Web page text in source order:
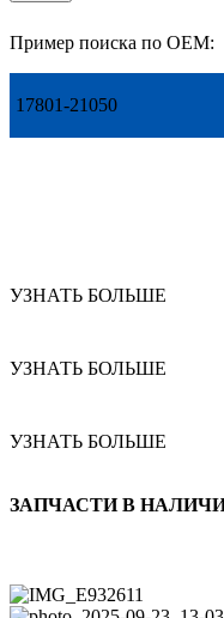
Пример поиска по OEM:
17801-21050
УЗНАТЬ БОЛЬШЕ
УЗНАТЬ БОЛЬШЕ
УЗНАТЬ БОЛЬШЕ
ЗАПЧАСТИ В